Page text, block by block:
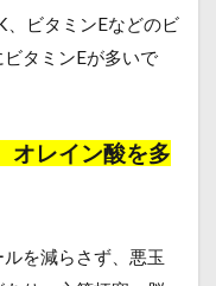
、ビタミンEなどのビ
タミンEが多いで
オレイン酸を多
を減らさず、悪玉